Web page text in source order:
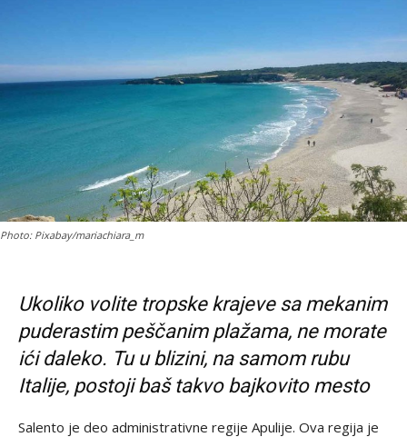
Photo: Pixabay/mariachiara_m
Ukoliko volite tropske krajeve sa mekanim
puderastim peščanim plažama, ne morate
ići daleko. Tu u blizini, na samom rubu
Italije, postoji baš takvo bajkovito mesto
Salento je deo administrativne regije Apulije. Ova regija je